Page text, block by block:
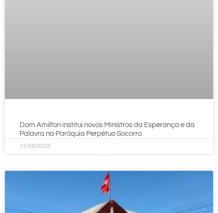
Dom Amilton institui novos Ministros da Esperança e da
Palavra na Paróquia Perpétuo Socorro
13/09/2025